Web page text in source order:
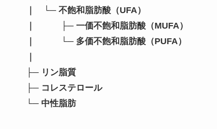
｜ └─ 不飽和脂肪酸（UFA）
｜ ├─ 一価不飽和脂肪酸（MUFA）
｜ └─ 多価不飽和脂肪酸（PUFA）
├─ リン脂質
├─ コレステロール
└─ 中性脂肪